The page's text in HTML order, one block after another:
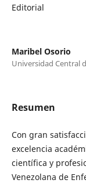
Editorial
Maribel Osorio
Universidad Central
Resumen
Con gran
excelencia
científica y
Venezolana de